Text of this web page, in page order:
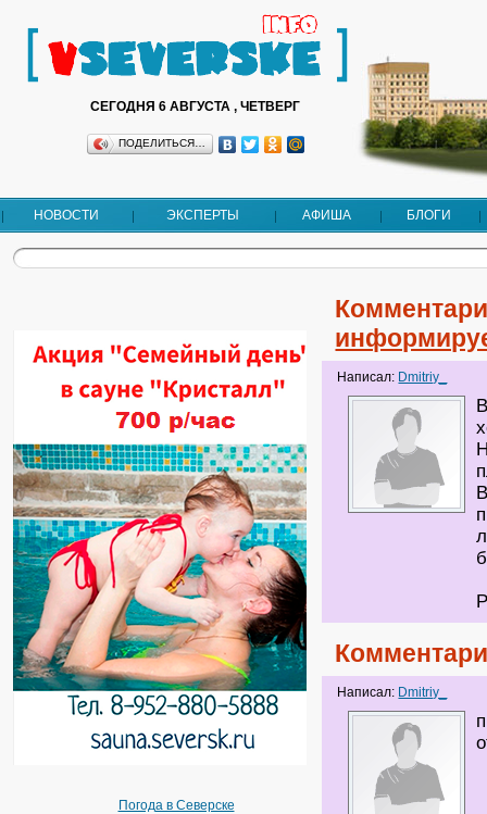
СЕГОДНЯ 6 АВГУСТА , ЧЕТВЕРГ
ПОДЕЛИТЬСЯ…
НОВОСТИ ЭКСПЕРТЫ АФИША БЛОГИ
Погода в Северске
Написал: Dmitriy_
Написал: Dmitriy_